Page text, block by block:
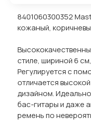
8401060300352
кожаный,
стиле, шириной 6
Регулируется с
отличается
дизайном.
бас-гитары и даже
ремень по